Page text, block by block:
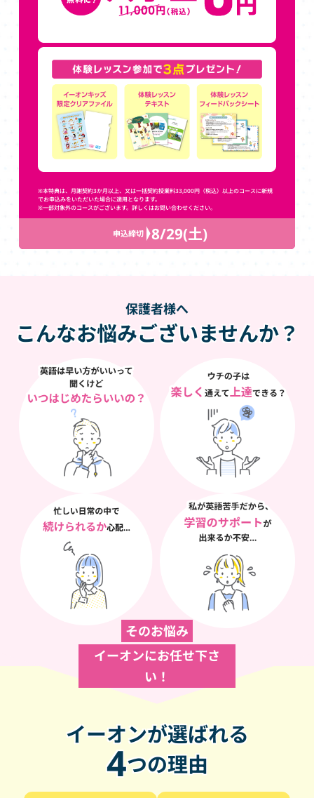
※本特典は、月謝契約3か月以上、又は一括契約授業料33,000円（税込）以上のコースに新規
でお申込みをいただいた場合に適用となります。
※一部対象外のコースがございます。詳しくはお問い合わせください。
申込締切 8/29(土)
保護者様へ
こんなお悩みございませんか？
そのお悩み
イーオンにお任せ下さ
い！
イーオンが選ばれる
4つの理由